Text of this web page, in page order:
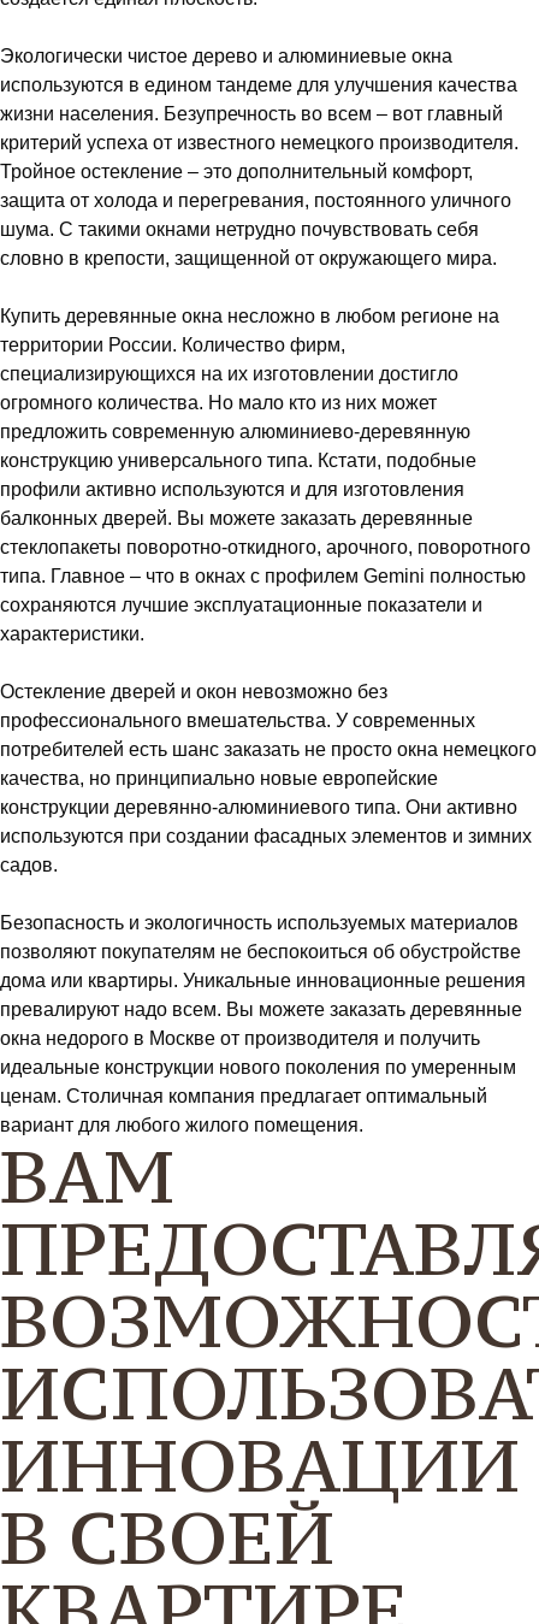
Экологически чистое дерево и алюминиевые окна
используются в едином тандеме для улучшения качества
жизни населения. Безупречность во всем – вот главный
критерий успеха от известного немецкого производителя.
Тройное остекление – это дополнительный комфорт,
защита от холода и перегревания, постоянного уличного
шума. С такими окнами нетрудно почувствовать себя
словно в крепости, защищенной от окружающего мира.
Купить деревянные окна несложно в любом регионе на
территории России. Количество фирм,
специализирующихся на их изготовлении достигло
огромного количества. Но мало кто из них может
предложить современную алюминиево-деревянную
конструкцию универсального типа. Кстати, подобные
профили активно используются и для изготовления
балконных дверей. Вы можете заказать деревянные
стеклопакеты поворотно-откидного, арочного, поворотного
типа. Главное – что в окнах с профилем Gemini полностью
сохраняются лучшие эксплуатационные показатели и
характеристики.
Остекление дверей и окон невозможно без
профессионального вмешательства. У современных
потребителей есть шанс заказать не просто окна немецкого
качества, но принципиально новые европейские
конструкции деревянно-алюминиевого типа. Они активно
используются при создании фасадных элементов и зимних
садов.
Безопасность и экологичность используемых материалов
позволяют покупателям не беспокоиться об обустройстве
дома или квартиры. Уникальные инновационные решения
превалируют надо всем. Вы можете заказать деревянные
окна недорого в Москве от производителя и получить
идеальные конструкции нового поколения по умеренным
ценам. Столичная компания предлагает оптимальный
вариант для любого жилого помещения.
ВАМ
ИННОВАЦИИ
В СВОЕЙ